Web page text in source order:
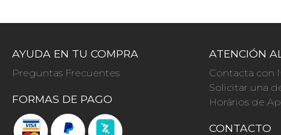
AYUDA EN TU COMPRA
Preguntas Frecuentes
FORMAS DE PAGO
ATENCIÓN
Contacta con
Solicitar una
Horários de
CONTACTO